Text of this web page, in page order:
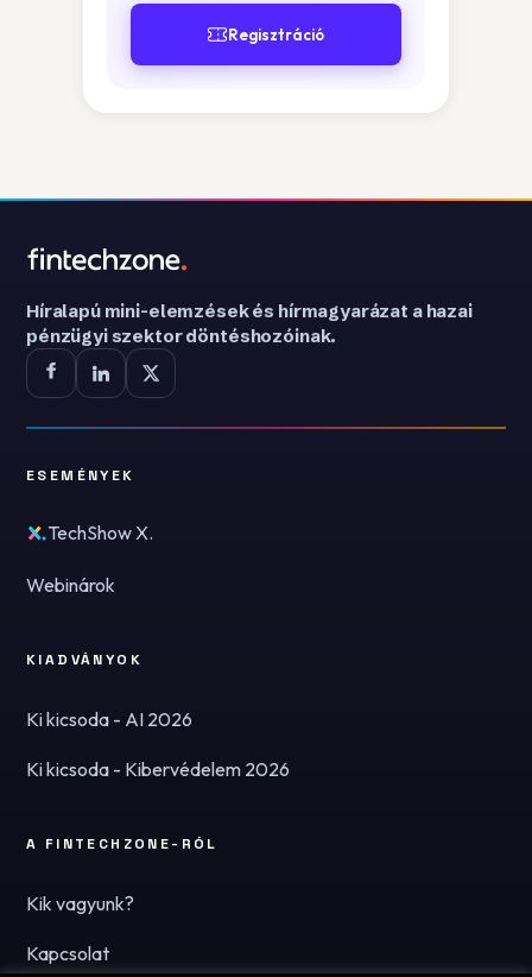
Regisztráció
Híralapú mini-elemzések és hírmagyarázat a hazai
pénzügyi szektor döntéshozóinak.
ESEMÉNYEK
TechShow X.
Webinárok
KIADVÁNYOK
Ki kicsoda - AI 2026
Ki kicsoda - Kibervédelem 2026
A FINTECHZONE-RÓL
Kik vagyunk?
Kapcsolat